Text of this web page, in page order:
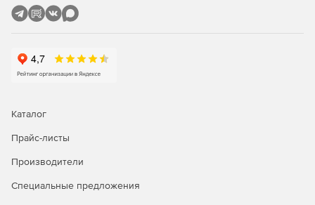
Каталог
Прайс-листы
Производители
Специальные предложения